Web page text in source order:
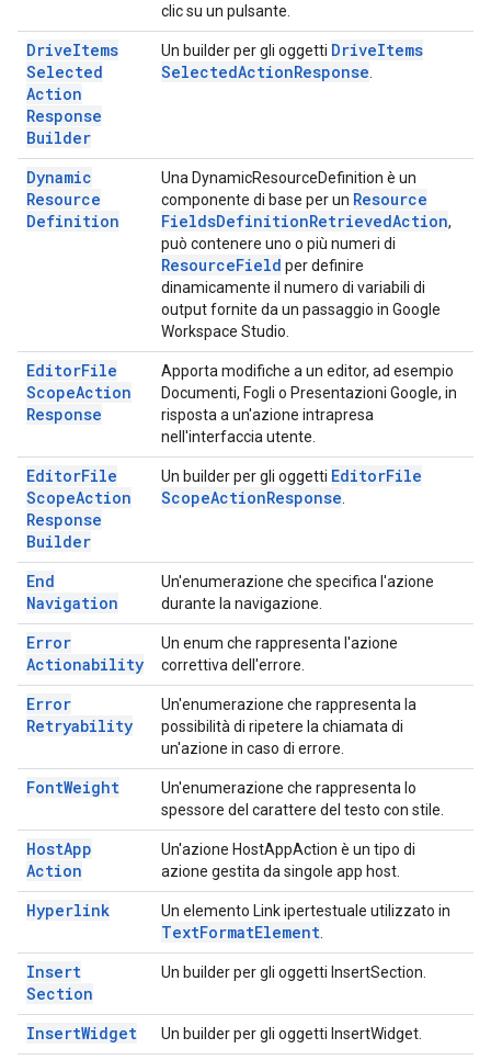
clic su un pulsante.
DriveItems
Selected
Action
Response
Builder
Un builder per gli oggetti DriveItems
SelectedActionResponse
Dynamic
Resource
Definition
Una DynamicResourceDefinition è un
componente di base per un Resource
FieldsDefinitionRetrievedAction,
può contenere uno o più numeri di
ResourceField per definire
dinamicamente il numero di variabili di
output fornite da un passaggio in Google
Workspace Studio.
EditorFile
ScopeAction
Response
Apporta modifiche a un editor, ad esempio
Documenti, Fogli o Presentazioni Google, in
risposta a un'azione intrapresa
nell'interfaccia utente.
EditorFile
ScopeAction
Response
Builder
Un builder per gli oggetti EditorFile
ScopeActionResponse
End
Navigation
Un'enumerazione che specifica l'azione
durante la navigazione.
Error
Actionability
Un enum che rappresenta l'azione
correttiva dell'errore.
Error
Retryability
Un'enumerazione che rappresenta la
possibilità di ripetere la chiamata di
un'azione in caso di errore.
FontWeight
Un'enumerazione che rappresenta lo
spessore del carattere del testo con stile.
HostApp
Action
Un'azione HostAppAction è un tipo di
azione gestita da singole app host.
Hyperlink Un elemento Link ipertestuale utilizzato in
TextFormatElement
Insert
Section
Un builder per gli oggetti InsertSection.
InsertWidget Un builder per gli oggetti InsertWidget.